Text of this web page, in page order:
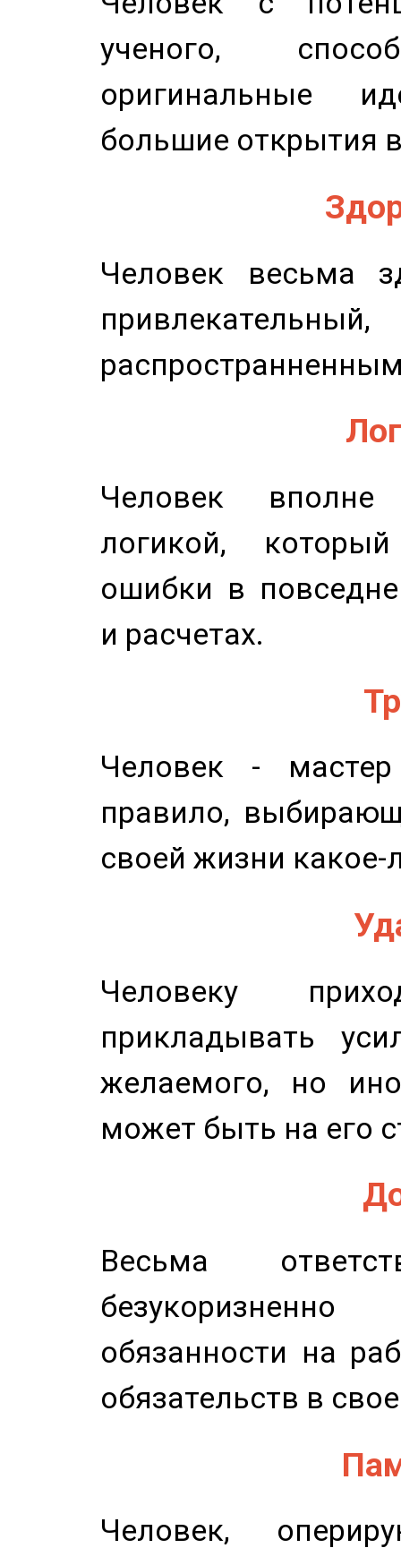
ученого,
оригинальные
большие открытия
Человек весьма
Человек
логикой,
ошибки в
и расчетах.
Человек -
правило,
своей жизни какое-
Человеку
прикладывать
желаемого, но
может быть на его
Весьма
обязанности на
обязательств в
Человек,